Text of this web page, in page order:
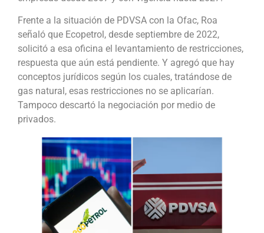
Frente a la situación de PDVSA con la Ofac, Roa
señaló que Ecopetrol, desde septiembre de 2022,
solicitó a esa oficina el levantamiento de restricciones,
respuesta que aún está pendiente. Y agregó que hay
conceptos jurídicos según los cuales, tratándose de
gas natural, esas restricciones no se aplicarían.
Tampoco descartó la negociación por medio de
privados.